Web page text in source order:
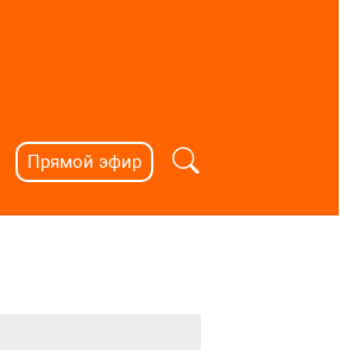
Прямой эфир